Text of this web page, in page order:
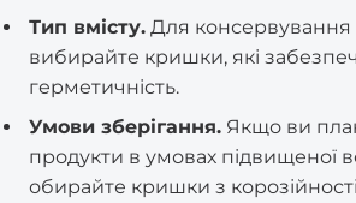
Тип вмісту. Для консервування
вибирайте кришки, які
герметичність.
Умови зберігання. Якщо ви
продукти в умовах підвищеної
обирайте кришки з